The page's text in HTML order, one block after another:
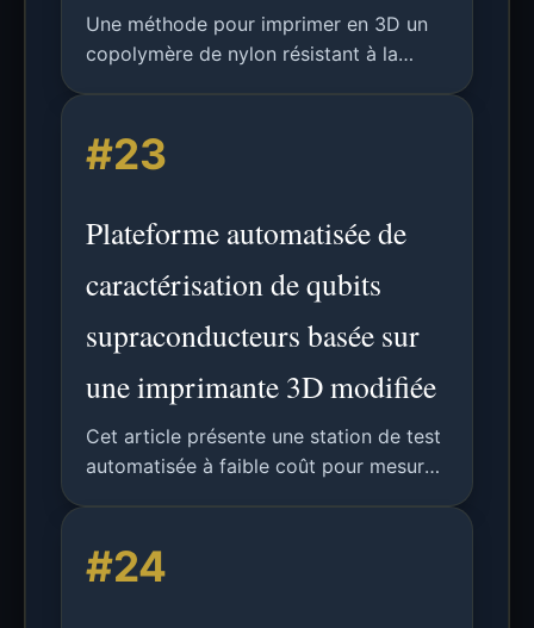
Une méthode pour imprimer en 3D un
copolymère de nylon résistant à la
la production d'EPI autoclavables sans
dégradation substantielle du matériau.
#23
Plateforme automatisée de
caractérisation de qubits
supraconducteurs basée sur
une imprimante 3D modifiée
Cet article présente une station de test
automatisée à faible coût pour mesurer
imprimante 3D modifiée avec des
contrôleurs Arduino, permettant un gain
#24